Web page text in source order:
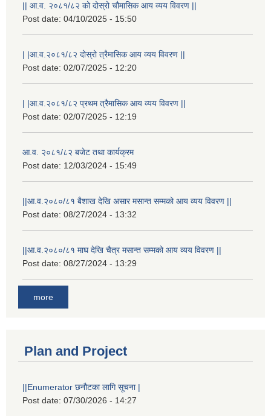
|| आ.व. २०८१/८२ को दोस्रो चौमासिक आय व्यय विवरण ||
Post date: 04/10/2025 - 15:50
| |आ.व.२०८१/८२ दोस्रो त्रैमासिक आय व्यय विवरण ||
Post date: 02/07/2025 - 12:20
| |आ.व.२०८१/८२ प्रथम त्रैमासिक आय व्यय विवरण ||
Post date: 02/07/2025 - 12:19
आ.व. २०८१/८२ बजेट तथा कार्यक्रम
Post date: 12/03/2024 - 15:49
||आ.व.२०८०/८१ बैशाख देखि असार मसान्त सम्मको आय व्यय विवरण ||
Post date: 08/27/2024 - 13:32
||आ.व.२०८०/८१ माघ देखि चैत्र मसान्त सम्मको आय व्यय विवरण ||
Post date: 08/27/2024 - 13:29
more
Plan and Project
||Enumerator छनौटका लागि सूचना |
Post date: 07/30/2026 - 14:27